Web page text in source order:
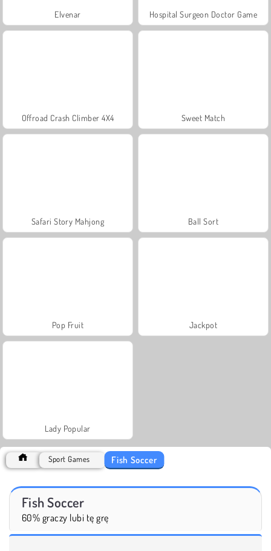
Elvenar Hospital Surgeon Doctor Game
Offroad Crash Climber 4X4 Sweet Match
Safari Story Mahjong Ball Sort
Pop Fruit Jackpot
Lady Popular
Sport Games Fish Soccer
Fish Soccer
60% graczy lubi tę grę